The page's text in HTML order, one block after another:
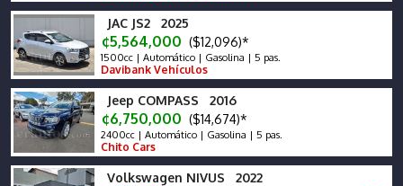
JAC JS2 2025
¢5,564,000 ($12,096)*
1500cc | Automático | Gasolina | 5 pas.
Davibank Vehículos
Jeep COMPASS 2016
¢6,750,000 ($14,674)*
2400cc | Automático | Gasolina | 5 pas.
Chito Cars
Volkswagen NIVUS 2022